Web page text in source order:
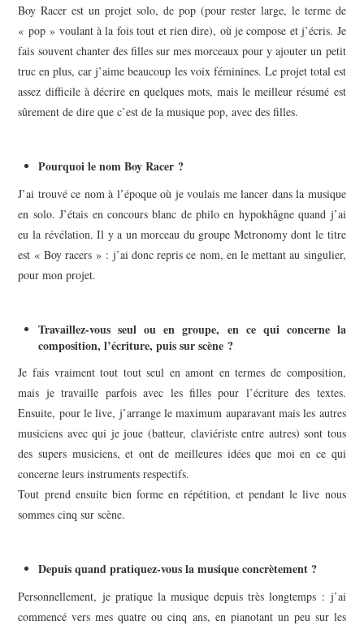
Boy Racer est un projet solo, de pop (pour rester large, le terme de
« pop » voulant à la fois tout et rien dire), où je compose et j’écris. Je
fais souvent chanter des filles sur mes morceaux pour y ajouter un petit
truc en plus, car j’aime beaucoup les voix féminines. Le projet total est
assez difficile à décrire en quelques mots, mais le meilleur résumé est
sûrement de dire que c’est de la musique pop, avec des filles.
Pourquoi le nom Boy Racer ?
J’ai trouvé ce nom à l’époque où je voulais me lancer dans la musique
en solo. J’étais en concours blanc de philo en hypokhâgne quand j’ai
eu la révélation. Il y a un morceau du groupe Metronomy dont le titre
est « Boy racers » : j’ai donc repris ce nom, en le mettant au singulier,
pour mon projet.
Travaillez-vous seul ou en groupe, en ce qui concerne la
composition, l’écriture, puis sur scène ?
Je fais vraiment tout tout seul en amont en termes de composition,
mais je travaille parfois avec les filles pour l’écriture des textes.
Ensuite, pour le live, j’arrange le maximum auparavant mais les autres
musiciens avec qui je joue (batteur, claviériste entre autres) sont tous
des supers musiciens, et ont de meilleures idées que moi en ce qui
concerne leurs instruments respectifs.
Tout prend ensuite bien forme en répétition, et pendant le live nous
sommes cinq sur scène.
Depuis quand pratiquez-vous la musique concrètement ?
Personnellement, je pratique la musique depuis très longtemps : j’ai
commencé vers mes quatre ou cinq ans, en pianotant un peu sur les